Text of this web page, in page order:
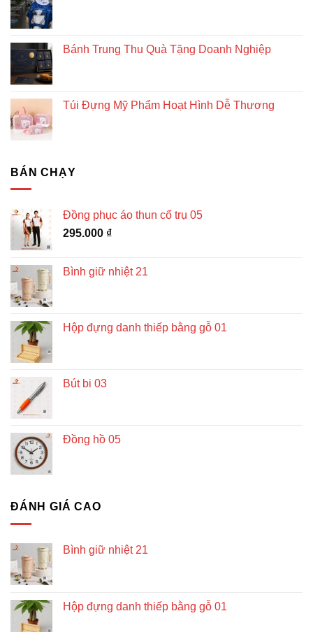
Bánh Trung Thu Quà Tặng Doanh Nghiệp
Túi Đựng Mỹ Phẩm Hoạt Hình Dễ Thương
BÁN CHẠY
Đồng phục áo thun cổ trụ 05
295.000 ₫
Bình giữ nhiệt 21
Hộp đựng danh thiếp bằng gỗ 01
Bút bi 03
Đồng hồ 05
ĐÁNH GIÁ CAO
Bình giữ nhiệt 21
Hộp đựng danh thiếp bằng gỗ 01